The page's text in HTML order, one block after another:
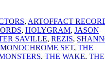
, ARTOFFACT
, HOLYGRAM, JASON
SAVILLE, REZIS,
SET, THE
, THE WAKE, THE